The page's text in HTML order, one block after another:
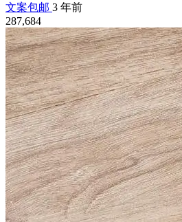
文案包邮 3 年前
287,684